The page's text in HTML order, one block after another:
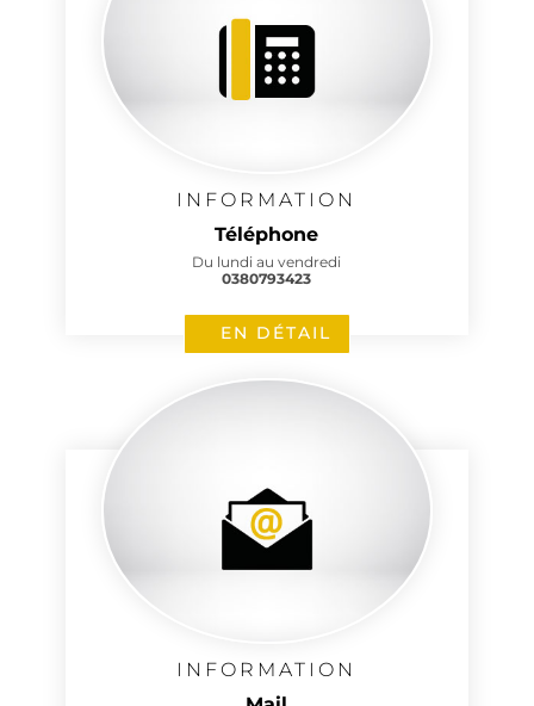
INFORMATION
Téléphone
Du lundi au vendredi
0380793423
EN DÉTAIL
INFORMATION